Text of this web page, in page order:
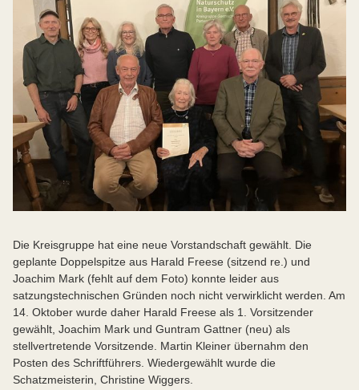
Die Kreisgruppe hat eine neue Vorstandschaft gewählt. Die
geplante Doppelspitze aus Harald Freese (sitzend re.) und
Joachim Mark (fehlt auf dem Foto) konnte leider aus
satzungstechnischen Gründen noch nicht verwirklicht werden. Am
14. Oktober wurde daher Harald Freese als 1. Vorsitzender
gewählt, Joachim Mark und Guntram Gattner (neu) als
stellvertretende Vorsitzende. Martin Kleiner übernahm den
Posten des Schriftführers. Wiedergewählt wurde die
Schatzmeisterin, Christine Wiggers.